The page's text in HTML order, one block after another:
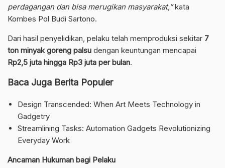
perdagangan dan bisa merugikan masyarakat,”kata
Kombes Pol Budi Sartono.
Dari hasil penyelidikan, pelaku telah memproduksi sekitar 7
ton minyak goreng palsu dengan keuntungan mencapai
Rp2,5 juta hingga Rp3 juta per bulan.
Baca Juga Berita Populer
Design Transcended: When Art Meets Technology in
Gadgetry
Streamlining Tasks: Automation Gadgets Revolutionizing
Everyday Work
Ancaman Hukuman bagi Pelaku